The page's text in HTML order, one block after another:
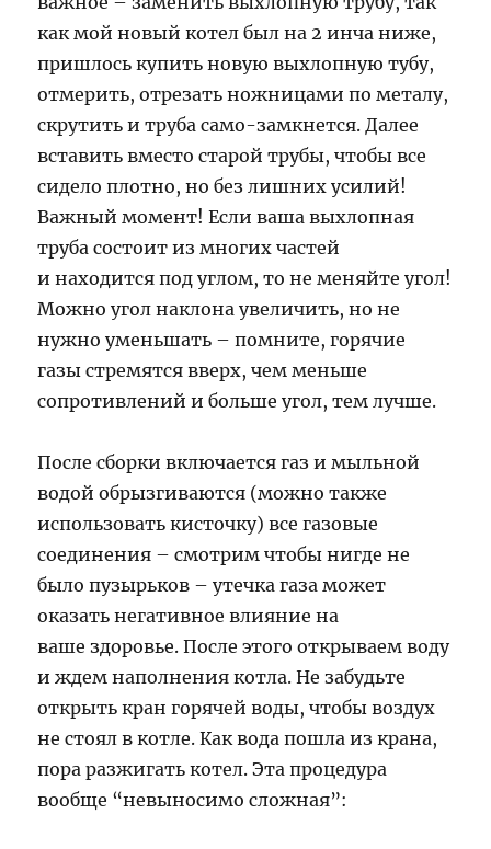
как мой новый котел был на 2 инча ниже,
пришлось купить новую выхлопную тубу,
отмерить, отрезать ножницами по металу,
скрутить и труба само-замкнется. Далее
вставить вместо старой трубы, чтобы все
сидело плотно, но без лишних усилий!
Важный момент! Если ваша выхлопная
труба состоит из многих частей
и находится под углом, то не меняйте угол!
Можно угол наклона увеличить, но не
нужно уменьшать – помните, горячие
газы стремятся вверх, чем меньше
сопротивлений и больше угол, тем лучше.
После сборки включается газ и мыльной
водой обрызгиваются (можно также
использовать кисточку) все газовые
соединения – смотрим чтобы нигде не
было пузырьков – утечка газа может
оказать негативное влияние на
ваше здоровье. После этого открываем воду
и ждем наполнения котла. Не забудьте
открыть кран горячей воды, чтобы воздух
не стоял в котле. Как вода пошла из крана,
пора разжигать котел. Эта процедура
вообще “невыносимо сложная”: